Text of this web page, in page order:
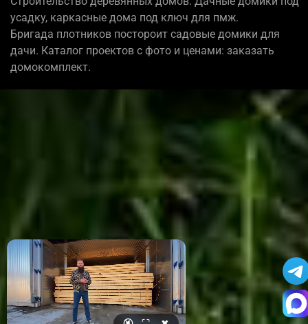
усадку, каркасные дома под ключ для пмж.
Бригада плотников постороит садовые домики для
дачи. Каталог проектов с фото и ценами: заказать
домокомплект.